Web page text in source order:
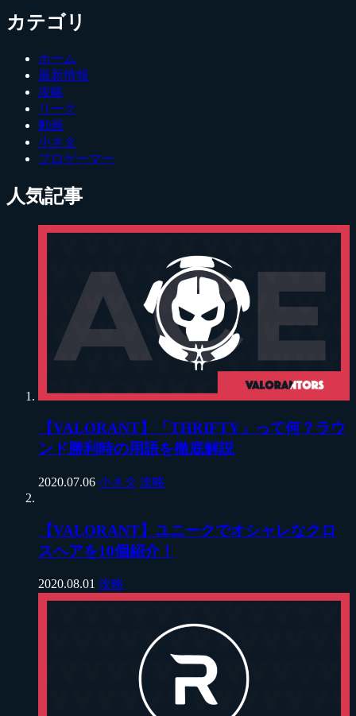
カテゴリ
ホーム
最新情報
攻略
リーク
動画
小ネタ
プロゲーマー
人気記事
【VALORANT】「THRIFTY」って何？ラウ
ンド勝利時の用語を徹底解説
2020.07.06 小ネタ 攻略
【VALORANT】ユニークでオシャレなクロ
スヘアを10個紹介！
2020.08.01 攻略